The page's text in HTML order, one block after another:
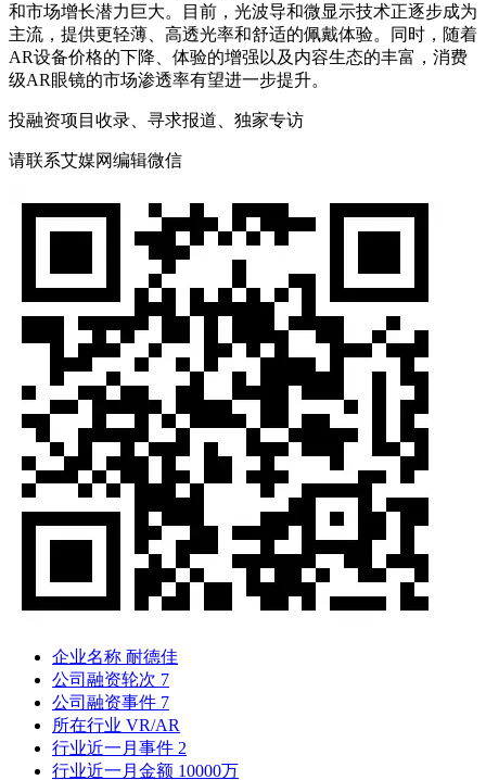
和市场增长潜力巨大。目前，光波导和微显示技术正逐步成为
主流，提供更轻薄、高透光率和舒适的佩戴体验。同时，随着
AR设备价格的下降、体验的增强以及内容生态的丰富，消费
级AR眼镜的市场渗透率有望进一步提升。
投融资项目收录、寻求报道、独家专访
请联系艾媒网编辑微信
企业名称 耐德佳
公司融资轮次 7
公司融资事件 7
所在行业 VR/AR
行业近一月事件 2
行业近一月金额 10000万